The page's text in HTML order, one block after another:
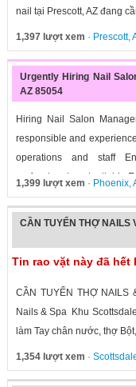
nail tại Prescott, AZ đang
1,397 lượt xem · Prescott,
Urgently Hiring Nail
AZ 85054
Hiring Nail Salon
responsible and
operations and staff
professional, and reliable
1,399 lượt xem · Phoenix,
CẦN TUYỂN THỢ NAILS
Tin rao vặt này đã hết
CẦN TUYỂN THỢ NAILS
Nails & Spa Khu
làm Tay chân nước, thợ
1,354 lượt xem ·